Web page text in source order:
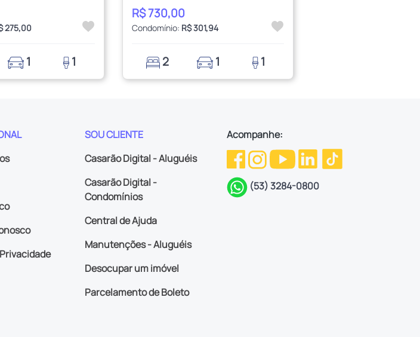
275,00
1 1
R$ 730,00
Condomínio: R$ 301,94
2 1 1
SOU CLIENTE
Casarão Digital - Aluguéis
Casarão Digital -
Condomínios
Central de Ajuda
Manutenções - Aluguéis
Desocupar um imóvel
Parcelamento de Boleto
Acompanhe:
(53) 3284-0800